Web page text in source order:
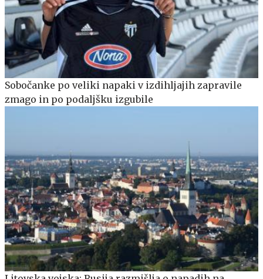
Sobočanke po veliki napaki v izdihljajih zapravile
zmago in po podaljšku izgubile